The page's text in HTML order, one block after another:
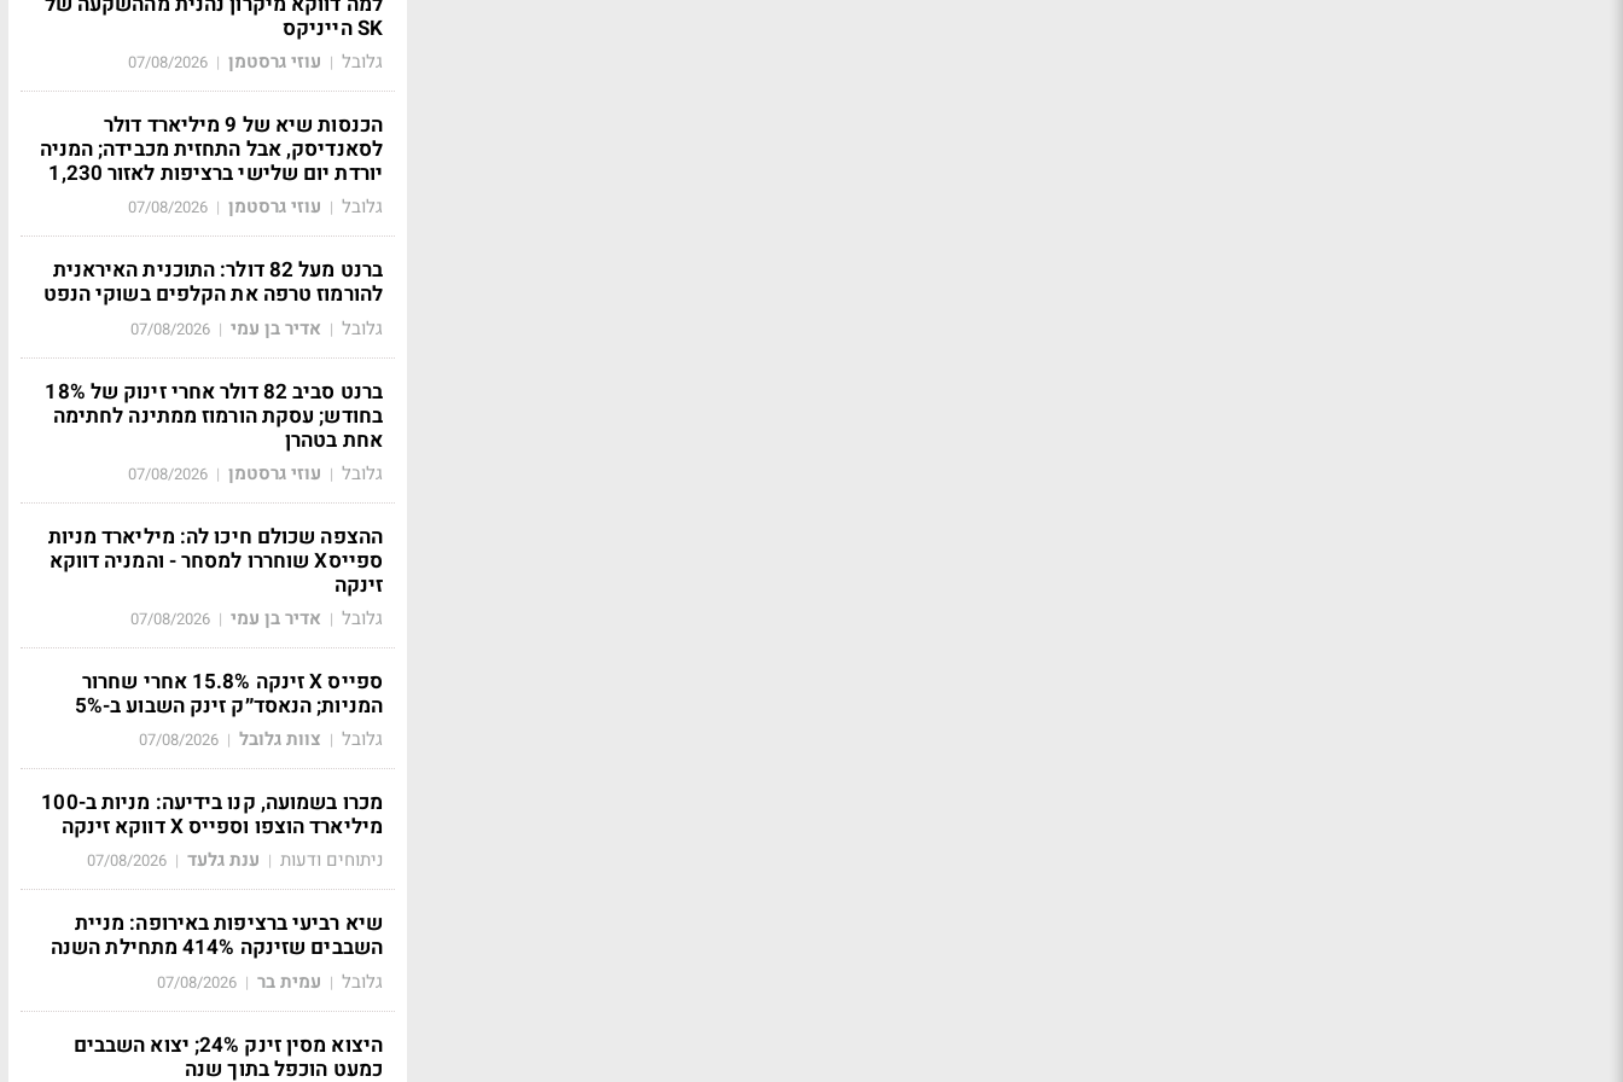
SK הייניקס
גלובל | עוזי גרסטמן |
07/08/2026
הכנסות שיא של 9 מיליארד דולר
לסאנדיסק, אבל התחזית מכבידה; המניה
יורדת יום שלישי ברציפות לאזור 1,230
גלובל | עוזי גרסטמן |
07/08/2026
ברנט מעל 82 דולר: התוכנית האיראנית
להורמוז טרפה את הקלפים בשוקי הנפט
גלובל | אדיר בן עמי |
07/08/2026
ברנט סביב 82 דולר אחרי זינוק של 18%
בחודש; עסקת הורמוז ממתינה לחתימה
אחת בטהרן
גלובל | עוזי גרסטמן |
07/08/2026
ההצפה שכולם חיכו לה: מיליארד מניות
ספייסX שוחררו למסחר - והמניה דווקא
זינקה
גלובל | אדיר בן עמי |
07/08/2026
ספייס X זינקה 15.8% אחרי שחרור
המניות; הנאסד״ק זינק השבוע ב-5%
גלובל | צוות גלובל |
07/08/2026
מכרו בשמועה, קנו בידיעה: מניות ב-100
מיליארד הוצפו וספייס X דווקא זינקה
ניתוחים ודעות | ענת גלעד |
07/08/2026
שיא רביעי ברציפות באירופה: מניית
השבבים שזינקה 414% מתחילת השנה
גלובל | עמית בר |
07/08/2026
היצוא מסין זינק 24%; יצוא השבבים
כמעט הוכפל בתוך שנה